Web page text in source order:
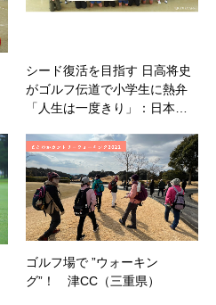
シード復活を目指す 日高将史
がゴルフ伝道で小学生に熱弁
「人生は一度きり」：日本…
ゴルフ場で ”ウォーキン
グ”！ 津CC（三重県）